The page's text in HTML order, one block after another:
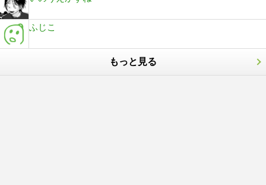
ふじこ
もっと見る